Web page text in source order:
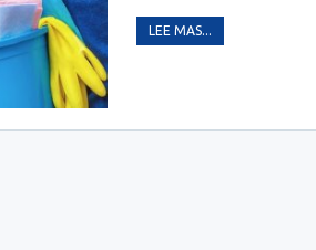
LEE MAS...